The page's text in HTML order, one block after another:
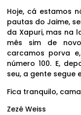
Hoje, cá estamos
pautas do Jaime,
da Xapuri, mas na
mês sim de
carcamos porva
número 100. E,
seu, a gente segue
Fica tranquilo,
Zezé Weiss